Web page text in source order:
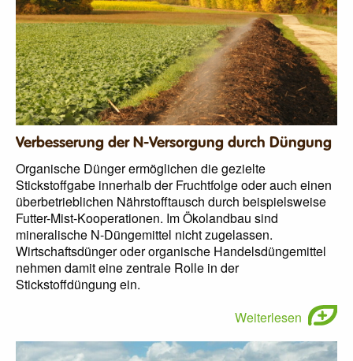
Verbesserung der N-Versorgung durch Düngung
Organische Dünger ermöglichen die gezielte
Stickstoffgabe innerhalb der Fruchtfolge oder auch einen
überbetrieblichen Nährstofftausch durch beispielsweise
Futter-Mist-Kooperationen. Im Ökolandbau sind
mineralische N-Düngemittel nicht zugelassen.
Wirtschaftsdünger oder organische Handelsdüngemittel
nehmen damit eine zentrale Rolle in der
Stickstoffdüngung ein.
Weiterlesen